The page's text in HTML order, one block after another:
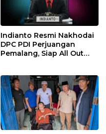
Indianto Resmi Nakhodai
DPC PDI Perjuangan
Pemalang, Siap All Out